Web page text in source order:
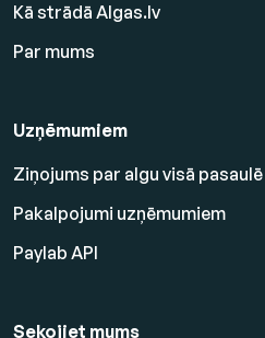
Kā strādā Algas.lv
Par mums
Uzņēmumiem
Ziņojums par algu visā pasaulē
Pakalpojumi uzņēmumiem
Paylab API
Sekojiet mums